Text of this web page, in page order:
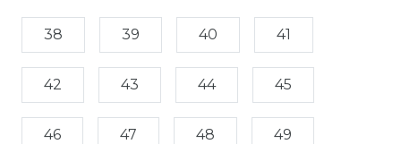
38 39 40 41
42 43 44 45
46 47 48 49